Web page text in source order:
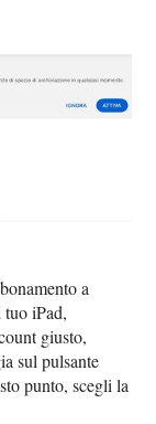
a
iPad,
giusto,
sul pulsante
punto, scegli la